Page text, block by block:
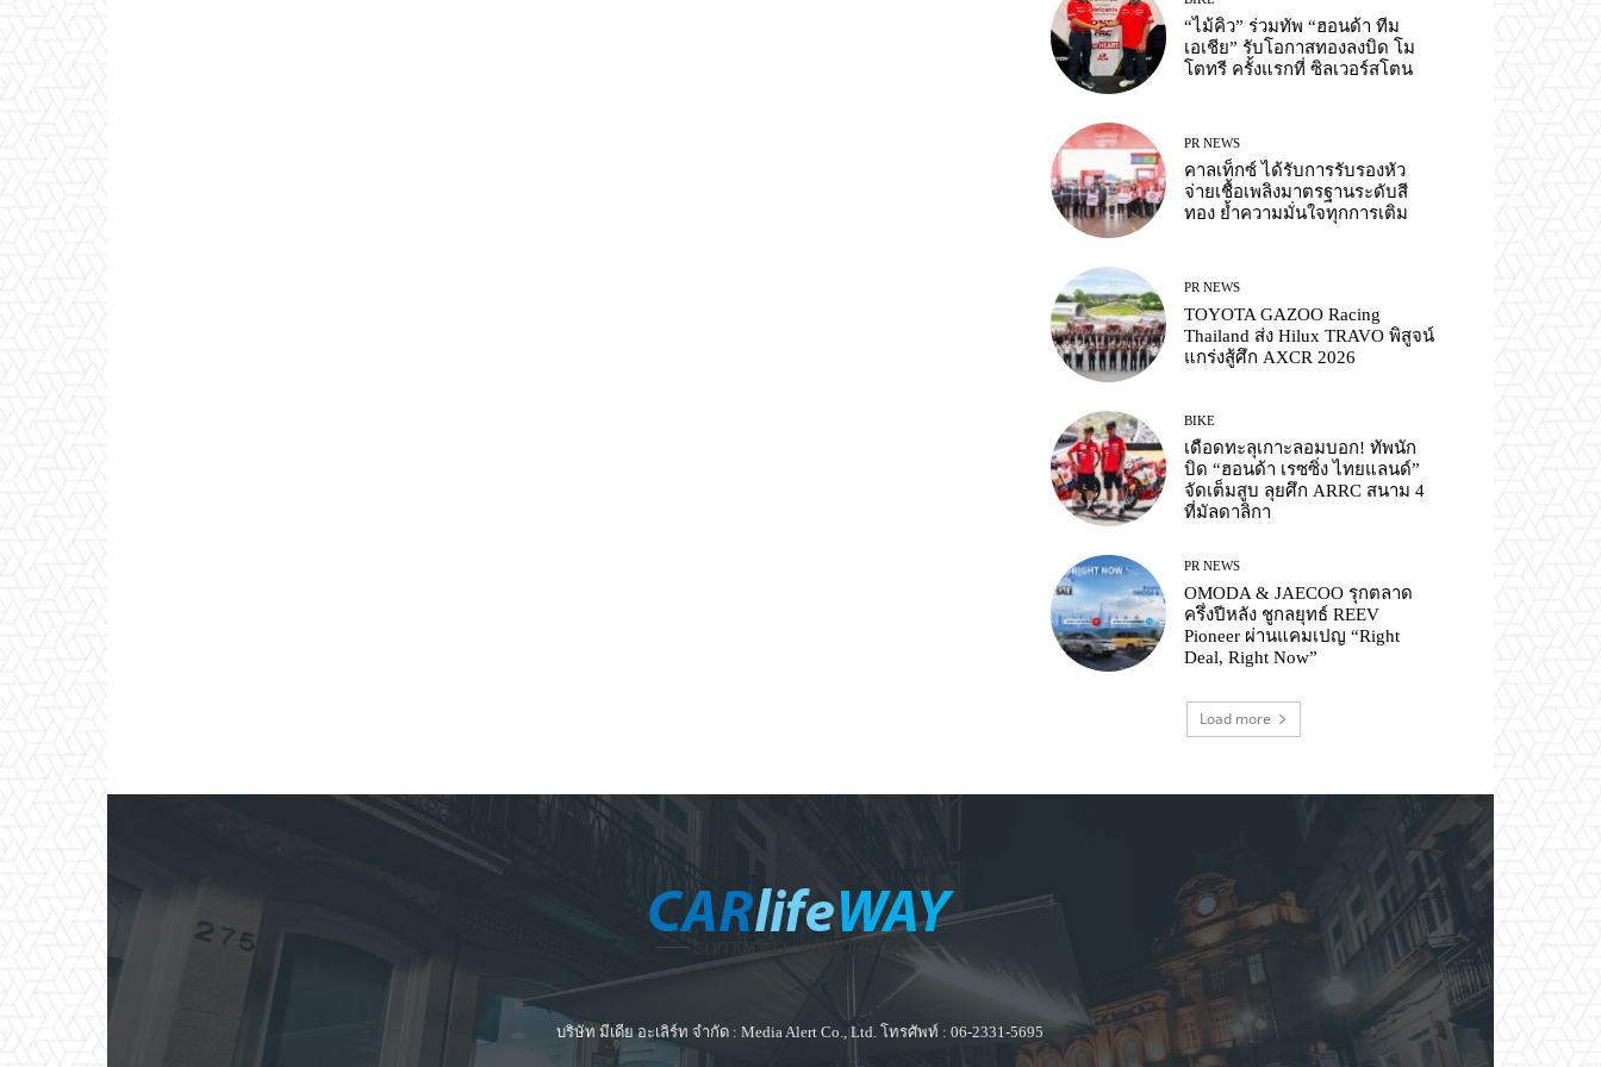
“ไม้คิว” ร่วมทัพ “ฮอนด้า ทีม
เอเชีย” รับโอกาสทองลงบิด โม
โตทรี ครั้งแรกที่ ซิลเวอร์สโตน
PR NEWS
คาลเท็กซ์ ได้รับการรับรองหัว
จ่ายเชื้อเพลิงมาตรฐานระดับสี
ทอง ย้ำความมั่นใจทุกการเติม
PR NEWS
TOYOTA GAZOO Racing
Thailand ส่ง Hilux TRAVO พิสูจน์
แกร่งสู้ศึก AXCR 2026
BIKE
เดือดทะลุเกาะลอมบอก! ทัพนัก
บิด “ฮอนด้า เรซซิ่ง ไทยแลนด์”
จัดเต็มสูบ ลุยศึก ARRC สนาม 4
ที่มัลดาลิกา
PR NEWS
OMODA & JAECOO รุกตลาด
ครึ่งปีหลัง ชูกลยุทธ์ REEV
Pioneer ผ่านแคมเปญ “Right
Deal, Right Now”
Load more
บริษัท มีเดีย อะเลิร์ท จำกัด : Media Alert Co., Ltd. โทรศัพท์ : 06-2331-5695